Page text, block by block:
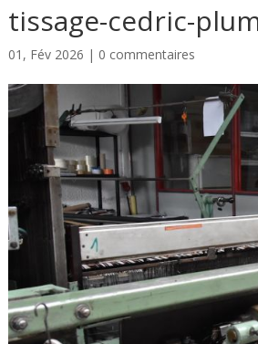
tissage-cedric-
01, Fév 2026 | 0 commentaires